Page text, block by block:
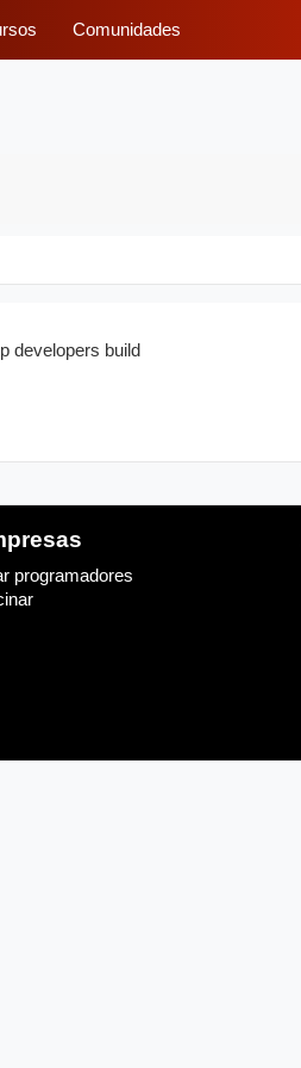
Comunidades
developers build
programadores